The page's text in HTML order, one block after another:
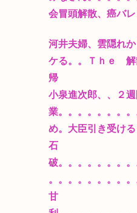
会冒頭解散、癌バレ
河井夫婦、雲隠れ
ケる。。Ｔｈｅ 解
帰
小泉進次郎、、２
業。。。。。。。
め。大臣引き受ける
石
破。。。。。。。
。。。。。。。。。
甘